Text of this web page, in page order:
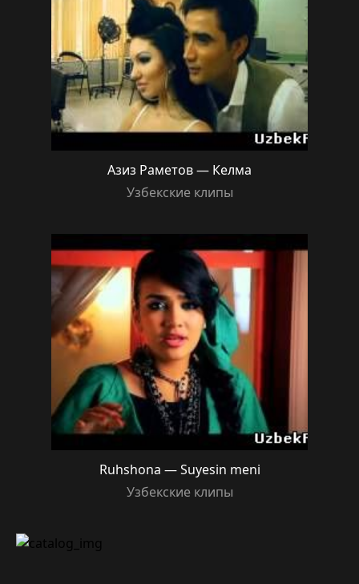
Азиз Раметов — Келма
Узбекские клипы
Ruhshona — Suyesin meni
Узбекские клипы